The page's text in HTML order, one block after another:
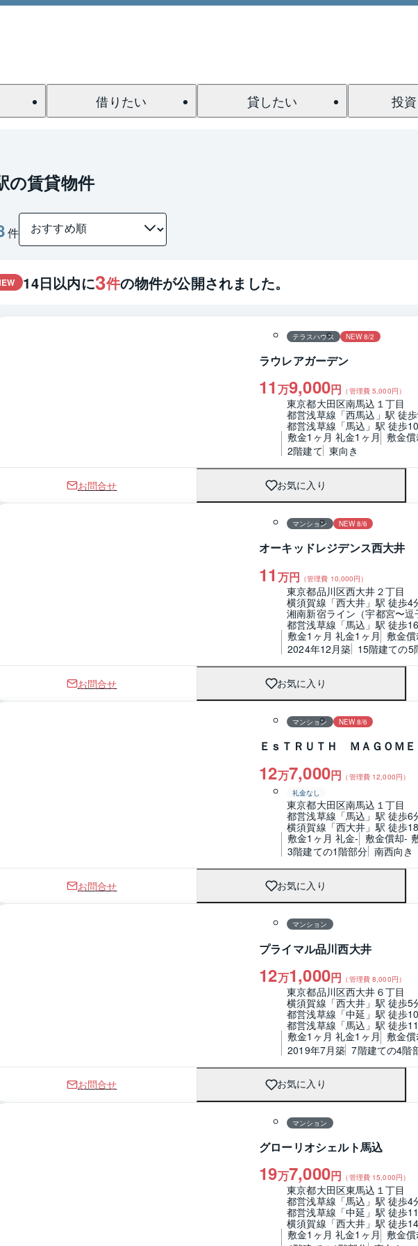
借りたい 貸したい 投
の賃貸物件
件
14日以内に3件の物件が公開されました。
テラスハウス NEW 8/2
ラウレアガーデン
11 万9,000円 （管理費5,000円）
東京都大田区南馬込１丁目
都営浅草線「西馬込」駅 徒
都営浅草線「馬込」駅 徒歩
敷金1ヶ月 礼金1ヶ月 敷金
2階建て 東向き
お問合せ お気に入り
マンション NEW 8/6
オーキッドレジデンス西大井
11 万円 （管理費 10,000円）
東京都品川区西大井２丁目
横須賀線「西大井」駅 徒歩4
湘南新宿ライン（宇都宮〜
都営浅草線「馬込」駅 徒歩
敷金1ヶ月 礼金1ヶ月 敷金
2024年12月築 15階建ての5
お問合せ お気に入り
マンション NEW 8/6
ＥｓＴＲＵＴＨ ＭＡＧＯＭＥ
12万7,000円 （管理費 12,000円）
礼金なし
東京都大田区南馬込１丁目
都営浅草線「馬込」駅 徒歩6
横須賀線「西大井」駅 徒歩
敷金1ヶ月 礼金- 敷金償却-
3階建ての1階部分 南西向き
お問合せ お気に入り
マンション
プライマル品川西大井
12万1,000円 （管理費8,000円）
東京都品川区西大井６丁目
横須賀線「西大井」駅 徒歩5
都営浅草線「中延」駅 徒歩
都営浅草線「馬込」駅 徒歩
敷金1ヶ月 礼金1ヶ月 敷金
2019年7月築 7階建ての4階
お問合せ お気に入り
マンション
グローリオシェルト馬込
19万7,000円 （管理費 15,000円）
東京都大田区東馬込１丁目
都営浅草線「馬込」駅 徒歩4
都営浅草線「中延」駅 徒歩
横須賀線「西大井」駅 徒歩
敷金1ヶ月 礼金1ヶ月 敷金